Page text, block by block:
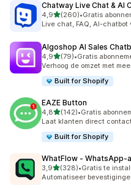
Chatway Live Chat & AI
4,9van 5 sterren
(260)
260 recensies in totaal
•Gratis
Live chat, FAQ, AI-chatbot
Algoshop AI Sales
4,9van 5 sterren
(79)
79 recensies in totaal
•Gratis
Verhoog de omzet met
Built for Shopify
EAZE Button
4,8van 5 sterren
(142)
142 recensies in totaal
•Gratis
Laat klanten direct
Built for Shopify
WhatFlow ‑
3,9van 5 sterren
(328)
328 recensies in totaal
•Gratis te
Automatiseer